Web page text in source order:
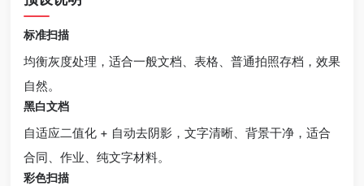
标准扫描
均衡灰度处理，适合一般文档、表格、普通拍照存档，效果
自然。
黑白文档
自适应二值化 + 自动去阴影，文字清晰、背景干净，适合
合同、作业、纯文字材料。
彩色扫描